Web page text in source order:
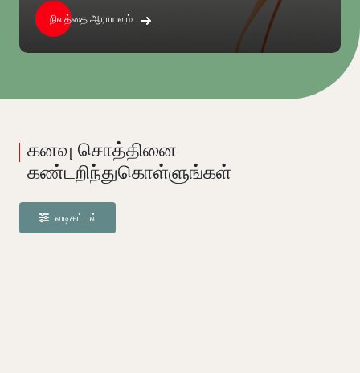
நிலத்தை ஆராயவும்
கனவு சொத்தினை
கண்டறிந்துகொள்ளுங்கள்
வடிகட்டல்